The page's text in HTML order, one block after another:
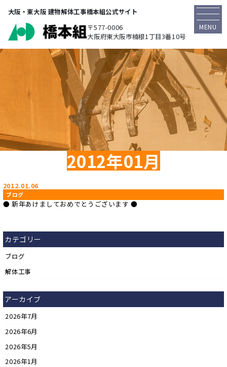
大阪・東大阪 建物解体工事橋本組公式サイト
〒577-0006
大阪府東大阪市楠根1丁目3番10号
MENU
2012年01月
2012.01.06
ブログ
● 新年あけましておめでとうございます ●
カテゴリー
ブログ
解体工事
アーカイブ
2026年7月
2026年6月
2026年5月
2026年1月